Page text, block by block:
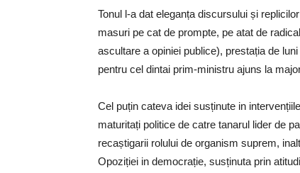
Tonul l-a dat eleganța discursului și
masuri pe cat de prompte, pe atat de
ascultare a opiniei publice), prestația de
pentru cel dintai prim-ministru ajuns la
Cel puțin cateva idei susținute in
maturitați politice de catre tanarul lider de
recaștigarii rolului de organism suprem,
Opoziției in democrație, susținuta prin